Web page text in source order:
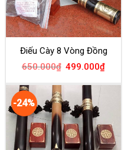
Điếu Cày 8 Vòng Đồng
650.000₫ 499.000₫
-24%